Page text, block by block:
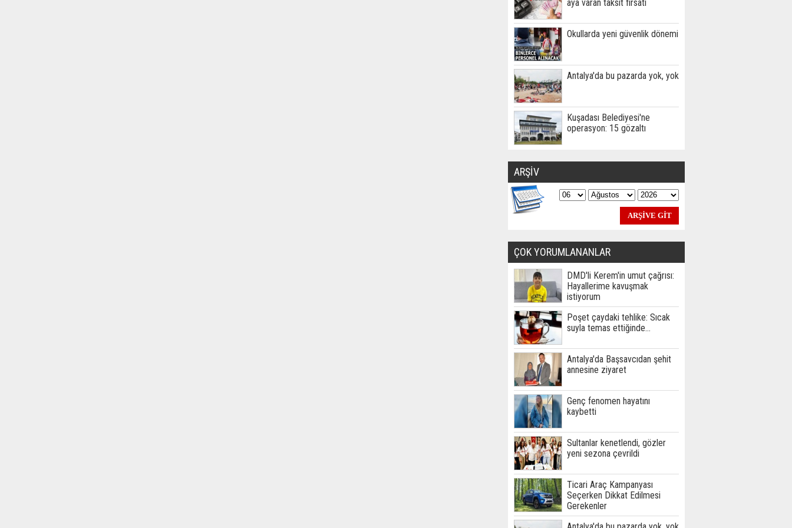
aya varan taksit fırsatı
Okullarda yeni güvenlik dönemi
Antalya'da bu pazarda yok, yok
Kuşadası Belediyesi'ne
operasyon: 15 gözaltı
ARŞİV
ÇOK YORUMLANANLAR
DMD'li Kerem'in umut çağrısı:
Hayallerime kavuşmak
istiyorum
Poşet çaydaki tehlike: Sıcak
suyla temas ettiğinde...
Antalya'da Başsavcıdan şehit
annesine ziyaret
Genç fenomen hayatını
kaybetti
Sultanlar kenetlendi, gözler
yeni sezona çevrildi
Ticari Araç Kampanyası
Seçerken Dikkat Edilmesi
Gerekenler